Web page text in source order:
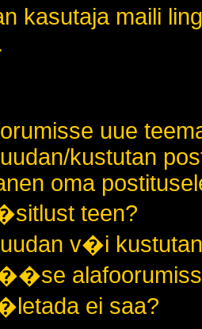
kasutaja maili
uue
kustutan
oma
teen?
v�i
ei saa?